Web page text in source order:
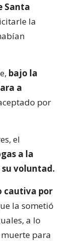
Santa
la
bajo la
a
por
el
a la
voluntad.
cautiva por
la sometió
a lo
para